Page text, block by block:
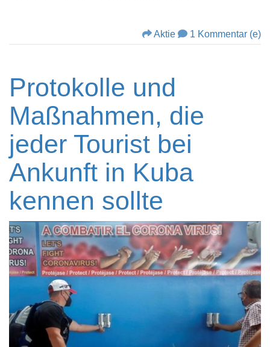
Aktie 1 Kommentar (e)
Protokolle und
Maßnahmen, die
jeder Tourist bei
Ankunft in Kuba
kennen sollte